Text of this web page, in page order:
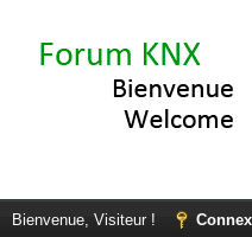
Bienvenue, Visiteur !